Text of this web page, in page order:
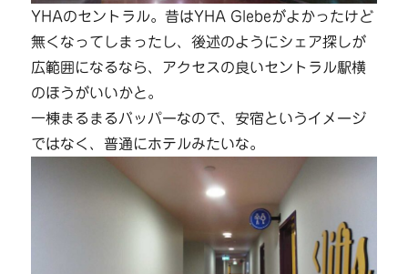
YHAのセントラル。昔はYHA Glebeがよかったけど
無くなってしまったし、後述のようにシェア探しが
広範囲になるなら、アクセスの良いセントラル駅横
のほうがいいかと。
一棟まるまるバッパーなので、安宿というイメージ
ではなく、普通にホテルみたいな。